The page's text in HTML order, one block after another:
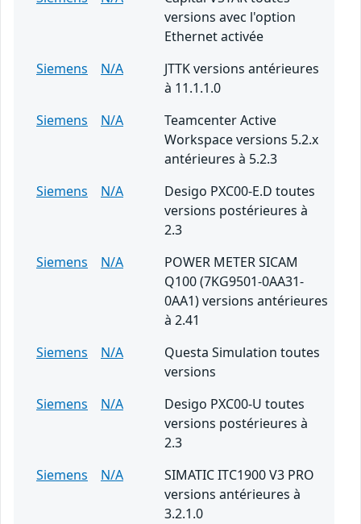
versions avec l'option
Ethernet activée
Siemens
N/A
JTTK versions antérieures
à 11.1.1.0
Siemens
N/A
Teamcenter Active
Workspace versions 5.2.x
antérieures à 5.2.3
Siemens
N/A
Desigo PXC00-E.D toutes
versions postérieures à
2.3
Siemens
N/A
POWER METER SICAM
Q100 (7KG9501-0AA31-
0AA1) versions antérieures
à 2.41
Siemens
N/A
Questa Simulation toutes
versions
Siemens
N/A
Desigo PXC00-U toutes
versions postérieures à
2.3
Siemens
N/A
SIMATIC ITC1900 V3 PRO
versions antérieures à
3.2.1.0